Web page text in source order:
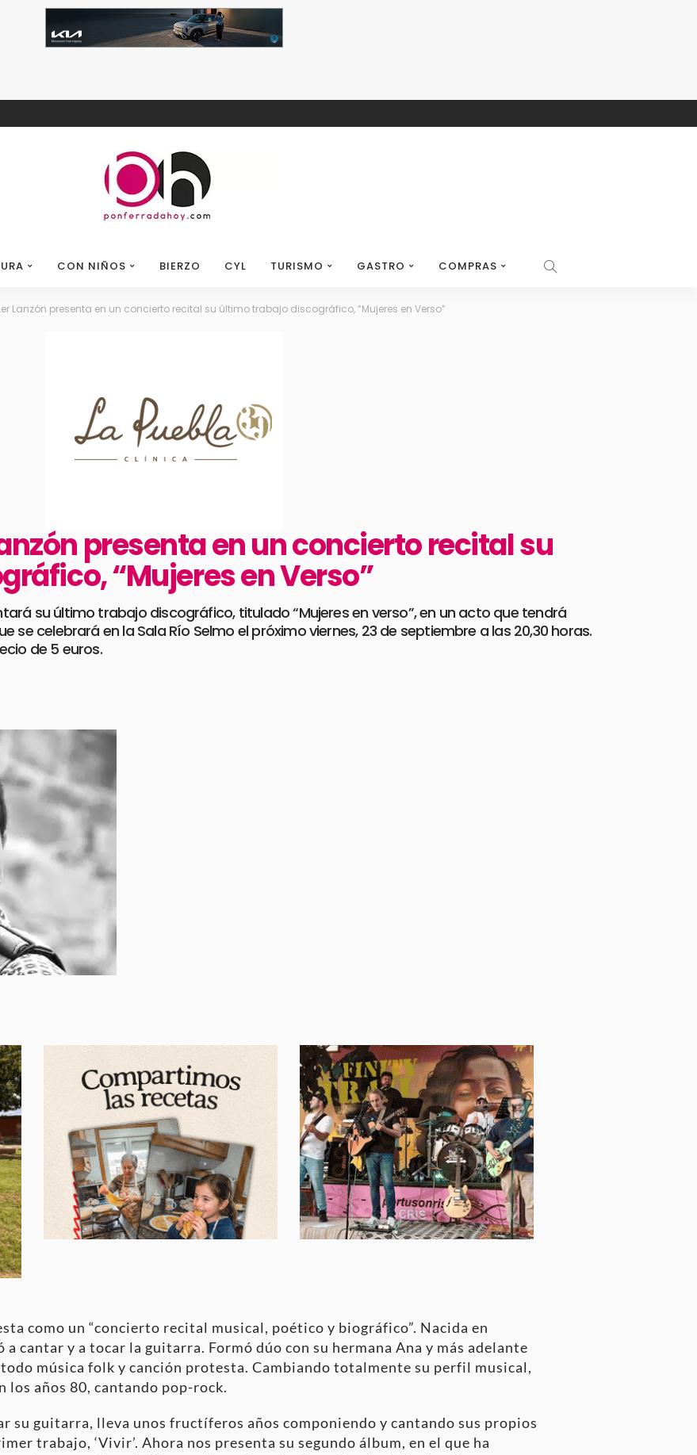
CON NIÑOS BIERZO CYL TURISMO GASTRO COMPRAS
Lanzón presenta en un concierto recital su último trabajo discográfico, “Mujeres en Verso”
presenta en un concierto recital su
“Mujeres en Verso”
su último trabajo discográfico, titulado “Mujeres en verso”, en un acto que tendrá
celebrará en la Sala Río Selmo el próximo viernes, 23 de septiembre a las 20,30 horas.
de 5 euros.
como un “concierto recital musical, poético y biográfico”. Nacida en
a cantar y a tocar la guitarra. Formó dúo con su hermana Ana y más adelante
todo música folk y canción protesta. Cambiando totalmente su perfil musical,
los años 80, cantando pop-rock.
su guitarra, lleva unos fructíferos años componiendo y cantando sus propios
trabajo, ‘Vivir’. Ahora nos presenta su segundo álbum, en el que ha